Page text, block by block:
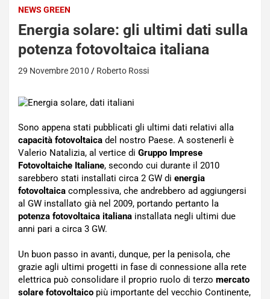
NEWS GREEN
Energia solare: gli ultimi dati sulla
potenza fotovoltaica italiana
29 Novembre 2010 Roberto Rossi
Sono appena stati pubblicati gli ultimi dati relativi alla
capacità fotovoltaica del nostro Paese. A sostenerli è
Valerio Natalizia, al vertice di Gruppo Imprese
Fotovoltaiche Italiane, secondo cui durante il 2010
sarebbero stati installati circa 2 GW di energia
fotovoltaica complessiva, che andrebbero ad aggiungersi
al GW installato già nel 2009, portando pertanto la
potenza fotovoltaica italiana installata negli ultimi due
anni pari a circa 3 GW.
Un buon passo in avanti, dunque, per la penisola, che
grazie agli ultimi progetti in fase di connessione alla rete
elettrica può consolidare il proprio ruolo di terzo mercato
solare fotovoltaico più importante del vecchio Continente,